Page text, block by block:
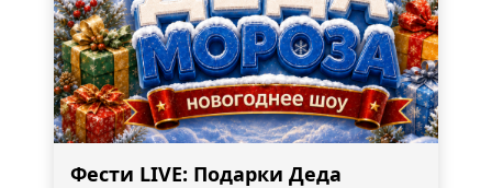
Фести LIVE: Подарки Деда